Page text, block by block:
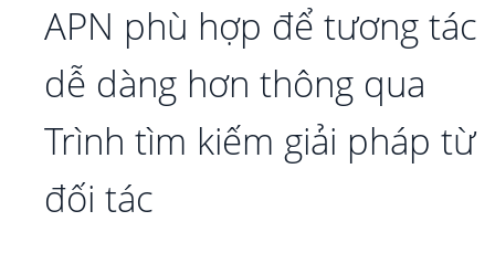
APN phù hợp để tương tác
dễ dàng hơn thông qua
Trình tìm kiếm giải pháp từ
đối tác